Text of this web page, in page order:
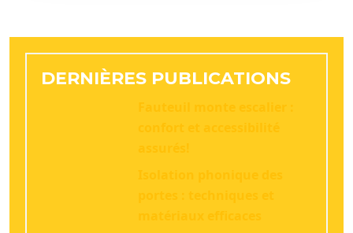
DERNIÈRES PUBLICATIONS
Fauteuil monte escalier :
confort et accessibilité
assurés!
Isolation phonique des
portes : techniques et
matériaux efficaces